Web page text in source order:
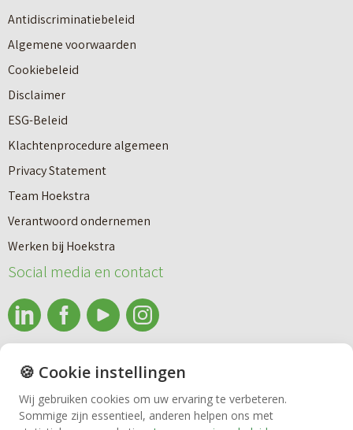
Nieuwbouw
Huren
Bedrijfsmakelaardij
n
a
a
r
e
e
n
n
i
e
u
o
w
u
Antidiscriminatiebeleid
Algemene voorwaarden
Cookiebeleid
Disclaimer
ESG-Beleid
Klachtenprocedure algemeen
Privacy Statement
Team Hoekstra
Verantwoord ondernemen
Werken bij Hoekstra
Social media en contact
info@makelaardijhoekstra.nl
Alle contactgegevens
Bekijk de laatste nieuwsbrief van Makelaardij Hoekstra
🍪 Cookie instellingen
Wij gebruiken cookies om uw ervaring te verbeteren.
Sommige zijn essentieel, anderen helpen ons met